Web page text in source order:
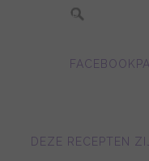
DEZE RECEPTEN